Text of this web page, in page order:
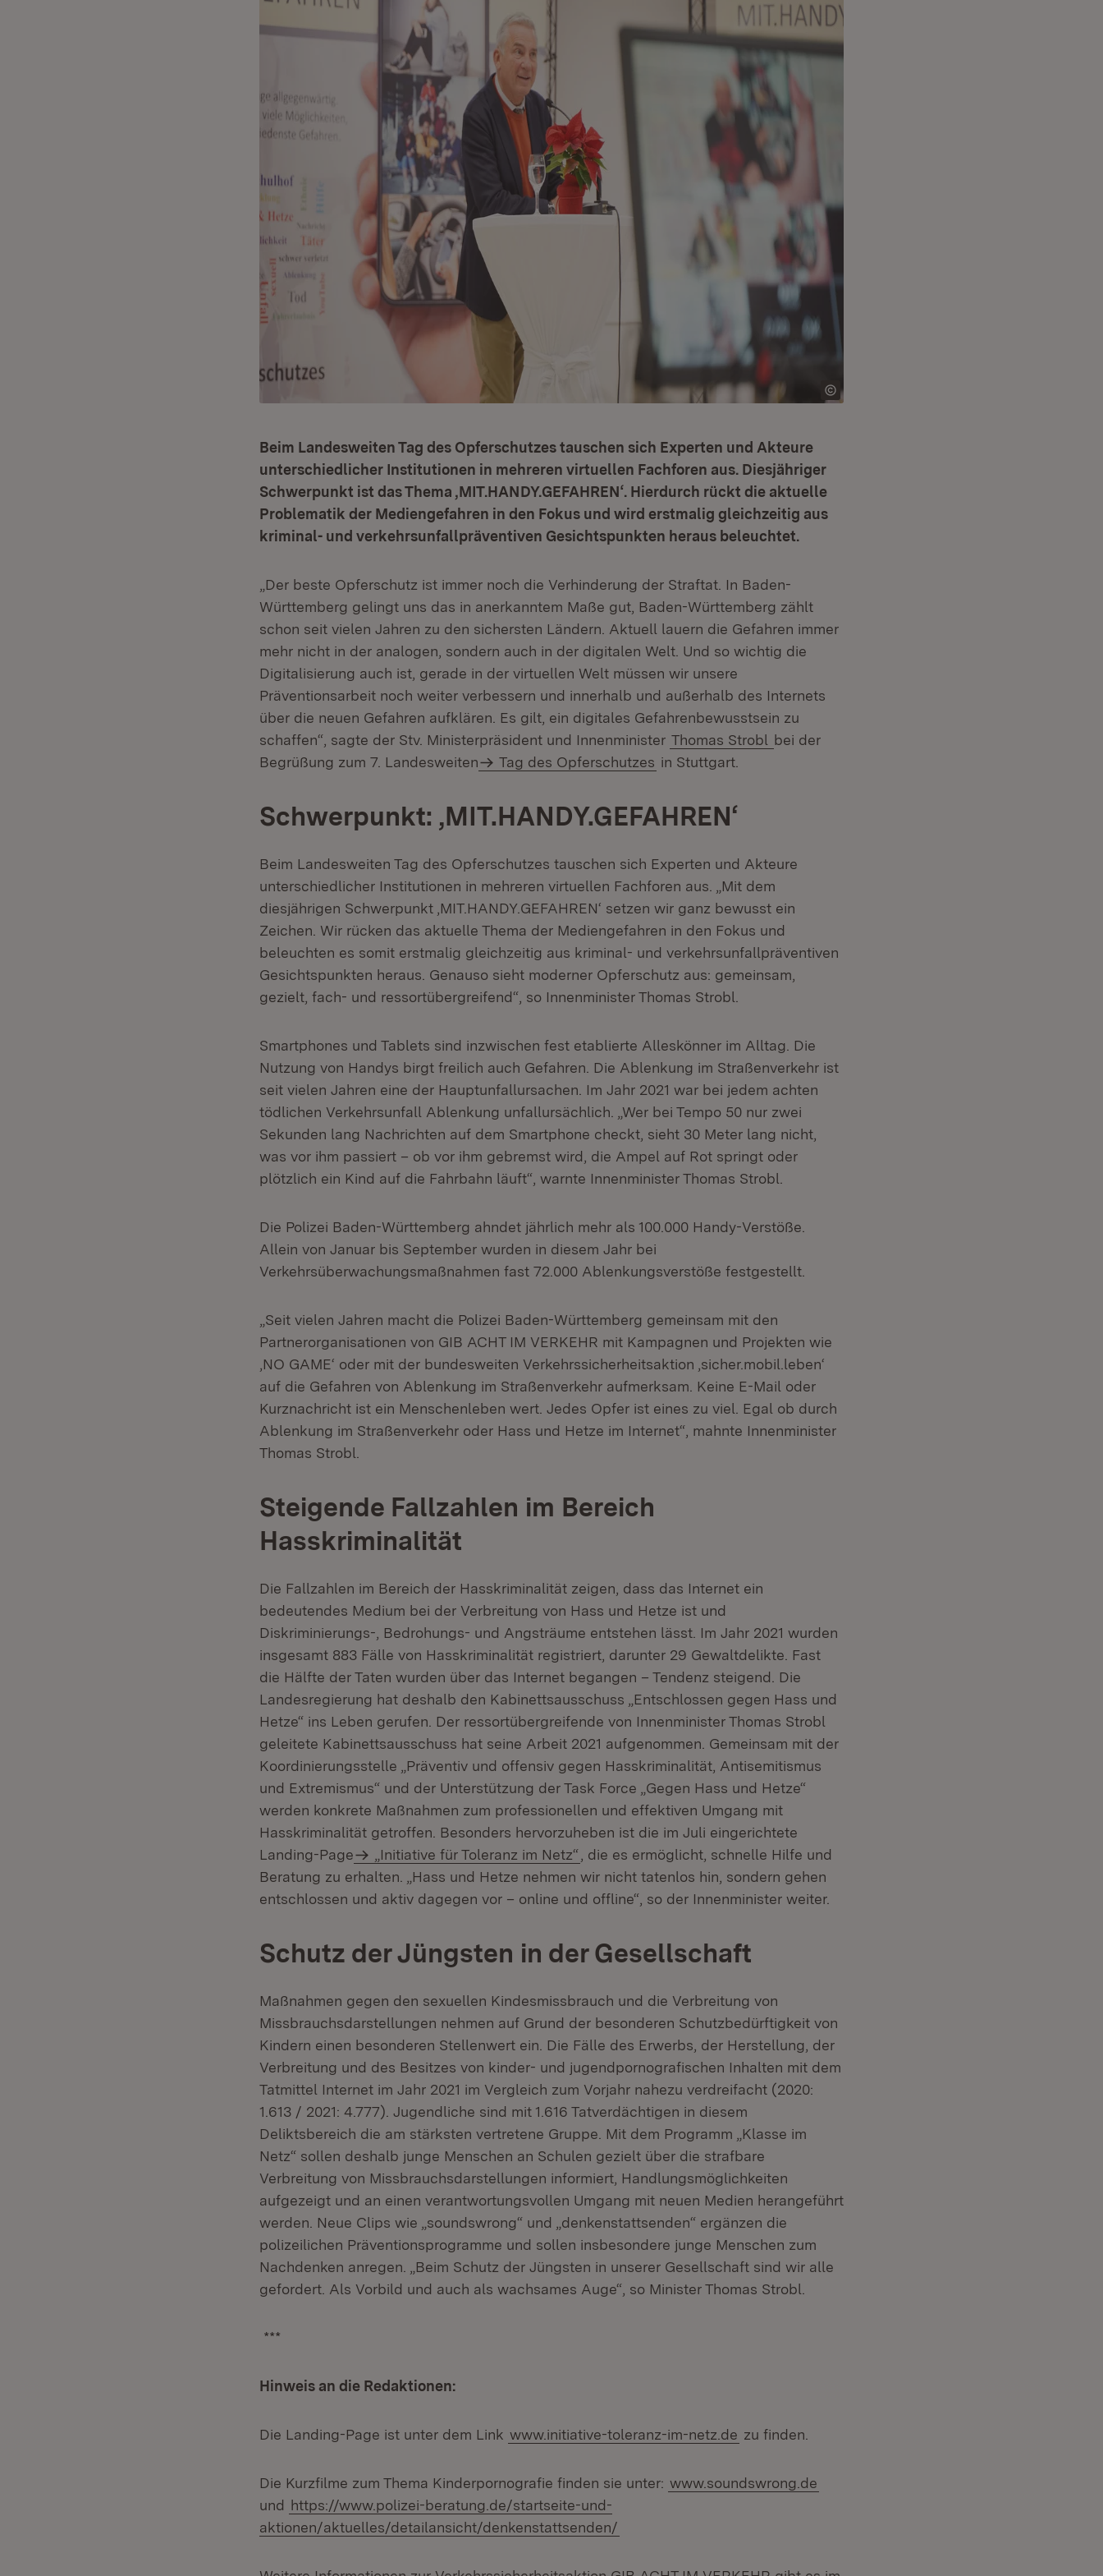
Beim Landesweiten Tag des Opferschutzes tauschen sich Experten und Akteure
unterschiedlicher Institutionen in mehreren virtuellen Fachforen aus. Diesjähriger
Schwerpunkt ist das Thema ‚MIT.HANDY.GEFAHREN‘. Hierdurch rückt die aktuelle
Problematik der Mediengefahren in den Fokus und wird erstmalig gleichzeitig aus
kriminal- und verkehrsunfallpräventiven Gesichtspunkten heraus beleuchtet.
„Der beste Opferschutz ist immer noch die Verhinderung der Straftat. In Baden-
Württemberg gelingt uns das in anerkanntem Maße gut, Baden-Württemberg zählt
schon seit vielen Jahren zu den sichersten Ländern. Aktuell lauern die Gefahren immer
mehr nicht in der analogen, sondern auch in der digitalen Welt. Und so wichtig die
Digitalisierung auch ist, gerade in der virtuellen Welt müssen wir unsere
Präventionsarbeit noch weiter verbessern und innerhalb und außerhalb des Internets
über die neuen Gefahren aufklären. Es gilt, ein digitales Gefahrenbewusstsein zu
schaffen“, sagte der Stv. Ministerpräsident und Innenminister Thomas Strobl bei der
Begrüßung zum 7. Landesweiten
Tag des Opferschutzes in Stuttgart.
Schwerpunkt: ‚MIT.HANDY.GEFAHREN‘
Beim Landesweiten Tag des Opferschutzes tauschen sich Experten und Akteure
unterschiedlicher Institutionen in mehreren virtuellen Fachforen aus. „Mit dem
diesjährigen Schwerpunkt ‚MIT.HANDY.GEFAHREN‘ setzen wir ganz bewusst ein
Zeichen. Wir rücken das aktuelle Thema der Mediengefahren in den Fokus und
beleuchten es somit erstmalig gleichzeitig aus kriminal- und verkehrsunfallpräventiven
Gesichtspunkten heraus. Genauso sieht moderner Opferschutz aus: gemeinsam,
gezielt, fach- und ressortübergreifend“, so Innenminister Thomas Strobl.
Smartphones und Tablets sind inzwischen fest etablierte Alleskönner im Alltag. Die
Nutzung von Handys birgt freilich auch Gefahren. Die Ablenkung im Straßenverkehr ist
seit vielen Jahren eine der Hauptunfallursachen. Im Jahr 2021 war bei jedem achten
tödlichen Verkehrsunfall Ablenkung unfallursächlich. „Wer bei Tempo 50 nur zwei
Sekunden lang Nachrichten auf dem Smartphone checkt, sieht 30 Meter lang nicht,
was vor ihm passiert – ob vor ihm gebremst wird, die Ampel auf Rot springt oder
plötzlich ein Kind auf die Fahrbahn läuft“, warnte Innenminister Thomas Strobl.
Die Polizei Baden-Württemberg ahndet jährlich mehr als 100.000 Handy-Verstöße.
Allein von Januar bis September wurden in diesem Jahr bei
Verkehrsüberwachungsmaßnahmen fast 72.000 Ablenkungsverstöße festgestellt.
„Seit vielen Jahren macht die Polizei Baden-Württemberg gemeinsam mit den
Partnerorganisationen von GIB ACHT IM VERKEHR mit Kampagnen und Projekten wie
‚NO GAME‘ oder mit der bundesweiten Verkehrssicherheitsaktion ‚sicher.mobil.leben‘
auf die Gefahren von Ablenkung im Straßenverkehr aufmerksam. Keine E-Mail oder
Kurznachricht ist ein Menschenleben wert. Jedes Opfer ist eines zu viel. Egal ob durch
Ablenkung im Straßenverkehr oder Hass und Hetze im Internet“, mahnte Innenminister
Thomas Strobl.
Steigende Fallzahlen im Bereich
Hasskriminalität
Die Fallzahlen im Bereich der Hasskriminalität zeigen, dass das Internet ein
bedeutendes Medium bei der Verbreitung von Hass und Hetze ist und
Diskriminierungs-, Bedrohungs- und Angsträume entstehen lässt. Im Jahr 2021 wurden
insgesamt 883 Fälle von Hasskriminalität registriert, darunter 29 Gewaltdelikte. Fast
die Hälfte der Taten wurden über das Internet begangen – Tendenz steigend. Die
Landesregierung hat deshalb den Kabinettsausschuss „Entschlossen gegen Hass und
Hetze“ ins Leben gerufen. Der ressortübergreifende von Innenminister Thomas Strobl
geleitete Kabinettsausschuss hat seine Arbeit 2021 aufgenommen. Gemeinsam mit der
Koordinierungsstelle „Präventiv und offensiv gegen Hasskriminalität, Antisemitismus
und Extremismus“ und der Unterstützung der Task Force „Gegen Hass und Hetze“
werden konkrete Maßnahmen zum professionellen und effektiven Umgang mit
Hasskriminalität getroffen. Besonders hervorzuheben ist die im Juli eingerichtete
Landing-Page
„Initiative für Toleranz im Netz“ , die es ermöglicht, schnelle Hilfe und
Beratung zu erhalten. „Hass und Hetze nehmen wir nicht tatenlos hin, sondern gehen
entschlossen und aktiv dagegen vor – online und offline“, so der Innenminister weiter.
Schutz der Jüngsten in der Gesellschaft
Maßnahmen gegen den sexuellen Kindesmissbrauch und die Verbreitung von
Missbrauchsdarstellungen nehmen auf Grund der besonderen Schutzbedürftigkeit von
Kindern einen besonderen Stellenwert ein. Die Fälle des Erwerbs, der Herstellung, der
Verbreitung und des Besitzes von kinder- und jugendpornografischen Inhalten mit dem
Tatmittel Internet im Jahr 2021 im Vergleich zum Vorjahr nahezu verdreifacht (2020:
1.613 / 2021: 4.777). Jugendliche sind mit 1.616 Tatverdächtigen in diesem
Deliktsbereich die am stärksten vertretene Gruppe. Mit dem Programm „Klasse im
Netz“ sollen deshalb junge Menschen an Schulen gezielt über die strafbare
Verbreitung von Missbrauchsdarstellungen informiert, Handlungsmöglichkeiten
aufgezeigt und an einen verantwortungsvollen Umgang mit neuen Medien herangeführt
werden. Neue Clips wie „soundswrong“ und „denkenstattsenden“ ergänzen die
polizeilichen Präventionsprogramme und sollen insbesondere junge Menschen zum
Nachdenken anregen. „Beim Schutz der Jüngsten in unserer Gesellschaft sind wir alle
gefordert. Als Vorbild und auch als wachsames Auge“, so Minister Thomas Strobl.
***
Hinweis an die Redaktionen:
Die Landing-Page ist unter dem Link www.initiative-toleranz-im-netz.de zu finden.
Die Kurzfilme zum Thema Kinderpornografie finden sie unter: www.soundswrong.de
und https://www.polizei-beratung.de/startseite-und-
aktionen/aktuelles/detailansicht/denkenstattsenden/